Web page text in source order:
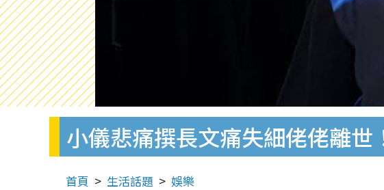
小儀悲痛撰長文痛失細佬佬離
首頁 生活話題 娛樂